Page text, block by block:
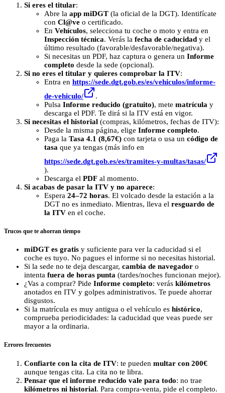
Si eres el titular:
Abre la app miDGT (la oficial de la DGT). Identifícate
con Cl@ve o certificado.
En Vehículos, selecciona tu coche o moto y entra en
Inspección técnica. Verás la fecha de caducidad y el
último resultado (favorable/desfavorable/negativa).
Si necesitas un PDF, haz captura o genera un Informe
completo desde la sede (opcional).
Si no eres el titular y quieres comprobar la ITV:
Entra en https://sede.dgt.gob.es/es/vehiculos/informe-
de-vehiculo/
.
Pulsa Informe reducido (gratuito), mete matrícula y
descarga el PDF. Te dirá si la ITV está en vigor.
Si necesitas el historial (compras, kilómetros, fechas de ITV):
Desde la misma página, elige Informe completo.
Paga la Tasa 4.1 (8,67€) con tarjeta o usa un código de
tasa que ya tengas (más info en
https://sede.dgt.gob.es/es/tramites-y-multas/tasas/
).
Descarga el PDF al momento.
Si acabas de pasar la ITV y no aparece:
Espera 24–72 horas. El volcado desde la estación a la
DGT no es inmediato. Mientras, lleva el resguardo de
la ITV en el coche.
Trucos que te ahorran tiempo
miDGT es gratis y suficiente para ver la caducidad si el
coche es tuyo. No pagues el informe si no necesitas historial.
Si la sede no te deja descargar, cambia de navegador o
intenta fuera de horas punta (tardes/noches funcionan mejor).
¿Vas a comprar? Pide Informe completo: verás kilómetros
anotados en ITV y golpes administrativos. Te puede ahorrar
disgustos.
Si la matrícula es muy antigua o el vehículo es histórico,
comprueba periodicidades: la caducidad que veas puede ser
mayor a la ordinaria.
Errores frecuentes
Confiarte con la cita de ITV: te pueden multar con 200€
aunque tengas cita. La cita no te libra.
Pensar que el informe reducido vale para todo: no trae
kilómetros ni historial. Para compra-venta, pide el completo.